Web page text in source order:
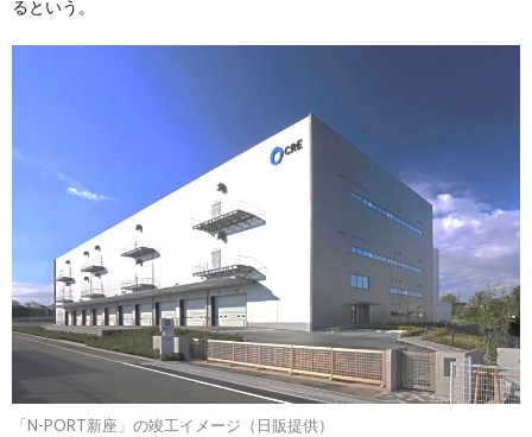
るという。
「N-PORT新座」の竣工イメージ（日販提供）